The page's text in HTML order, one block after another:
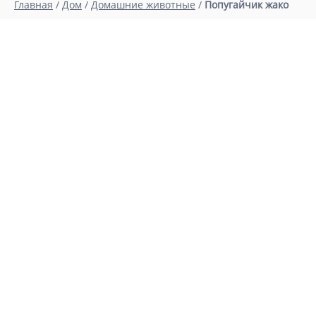
Главная / Дом / Домашние животные / Попугайчик жако